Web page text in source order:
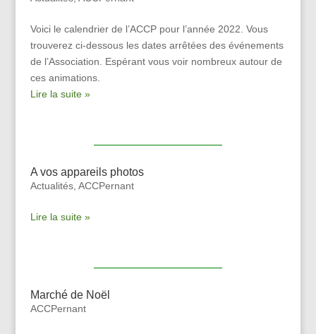
Voici le calendrier de l’ACCP pour l’année 2022. Vous
trouverez ci-dessous les dates arrêtées des événements
de l’Association. Espérant vous voir nombreux autour de
ces animations.
Lire la suite »
A vos appareils photos
Actualités, ACCPernant
Lire la suite »
Marché de Noël
ACCPernant